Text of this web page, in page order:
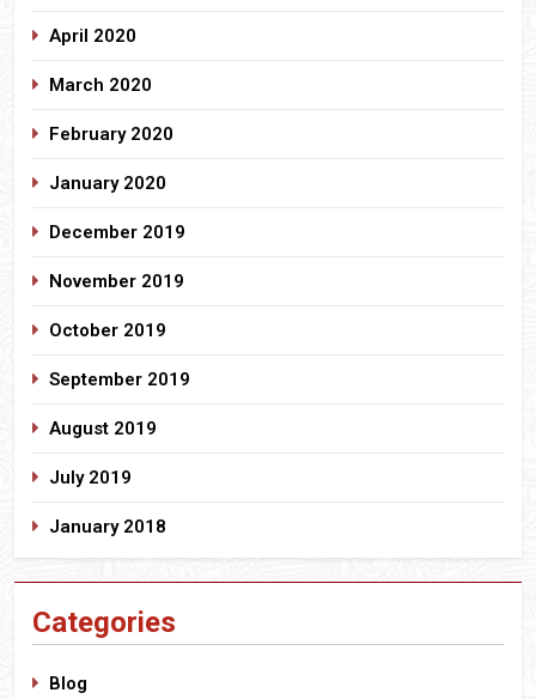
April 2020
March 2020
February 2020
January 2020
December 2019
November 2019
October 2019
September 2019
August 2019
July 2019
January 2018
Categories
Blog